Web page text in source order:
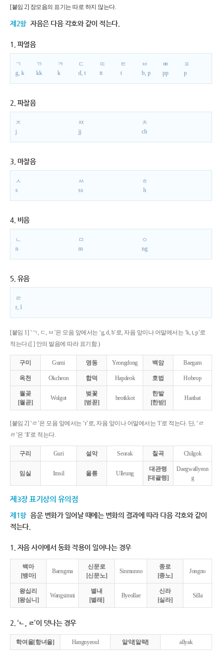
[붙임 2] 장모음의 표기는 따로 하지 않는다.
제2항 자음은 다음 각호와 같이 적는다.
1. 파열음
ㄱ
g, k
ㄲ
kk
ㅋ
k
ㄷ
d, t
ㄸ
tt
ㅌ
t
ㅂ
b, p
ㅃ
pp
ㅍ
p
2. 파찰음
ㅈ
j
ㅉ
jj
ㅊ
ch
3. 마찰음
ㅅ
s
ㅆ
ss
ㅎ
h
4. 비음
ㄴ
n
ㅁ
m
ㅇ
ng
5. 유음
ㄹ
r, l
[붙임 1] ‘ㄱ, ㄷ, ㅂ’은 모음 앞에서는 ‘g, d, b’로, 자음 앞이나 어말에서는 ‘k, t, p’로
적는다.([ ] 안의 발음에 따라 표기함.)
구미 Gumi 영동 Yeongdong 백암 Baegam
옥천 Okcheon 합덕 Hapdeok 호법 Hobeop
월곶
[월곧]
Wolgot
벚꽃
[벋꼳]
beotkkot
한밭
[한받]
Hanbat
[붙임 2] ‘ㄹ’은 모음 앞에서는 ‘r’로, 자음 앞이나 어말에서는 ‘l’로 적는다. 단, ‘ㄹ
ㄹ’은 ‘ll’로 적는다.
구리 Guri 설악 Seorak 칠곡 Chilgok
임실 Imsil 울릉 Ulleung
대관령
[대괄령]
Daegwallyeon
g
제3장 표기상의 유의점
제1항 음운 변화가 일어날 때에는 변화의 결과에 따라 다음 각호와 같이
적는다.
1. 자음 사이에서 동화 작용이 일어나는 경우
백마
[뱅마]
Baengma
신문로
[신문노]
Sinmunno
종로
[종노]
Jongno
왕십리
[왕심니]
Wangsimni
별내
[별래]
Byeollae
신라
[실라]
Silla
2. ‘ㄴ, ㄹ’이 덧나는 경우
학여울[항녀울] Hangnyeoul 알약[알략] allyak